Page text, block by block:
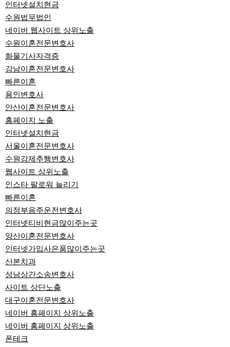
인터넷설치현금
수원법무법인
네이버 웹사이트 상위노출
수원이혼전문변호사
화물기사자격증
강남이혼전문변호사
빠른이혼
용인변호사
안산이혼전문변호사
홈페이지 노출
인터넷설치현금
서울이혼전문변호사
수원강제추행변호사
웹사이트 상위노출
인스타 팔로워 늘리기
빠른이혼
의정부음주운전변호사
인터넷티비현금많이주는곳
양산이혼전문변호사
인터넷가입사은품많이주는곳
산본치과
성남상간소송변호사
사이트 상단노출
대구이혼전문변호사
네이버 홈페이지 상위노출
네이버 홈페이지 상위노출
폰테크